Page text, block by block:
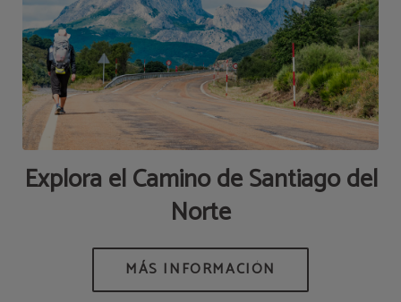
Explora el Camino de Santiago del
Norte